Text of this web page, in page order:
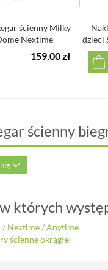
ścienny Milky
Nextime
159,00 zł
dzieci
ścienny
których
/ Nextime/Anytime
ścienne okrągłe